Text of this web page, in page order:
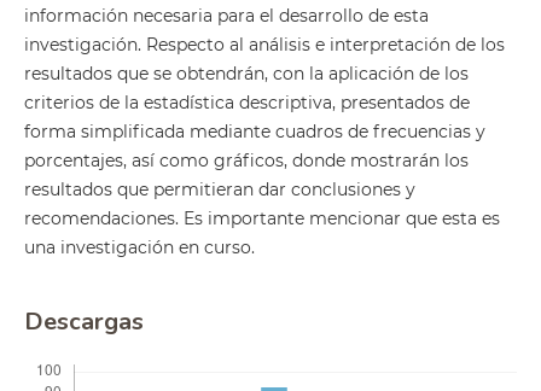
información necesaria para el desarrollo de esta
investigación. Respecto al análisis e interpretación de los
resultados que se obtendrán, con la aplicación de los
criterios de la estadística descriptiva, presentados de
forma simplificada mediante cuadros de frecuencias y
porcentajes, así como gráficos, donde mostrarán los
resultados que permitieran dar conclusiones y
recomendaciones. Es importante mencionar que esta es
una investigación en curso.
Descargas